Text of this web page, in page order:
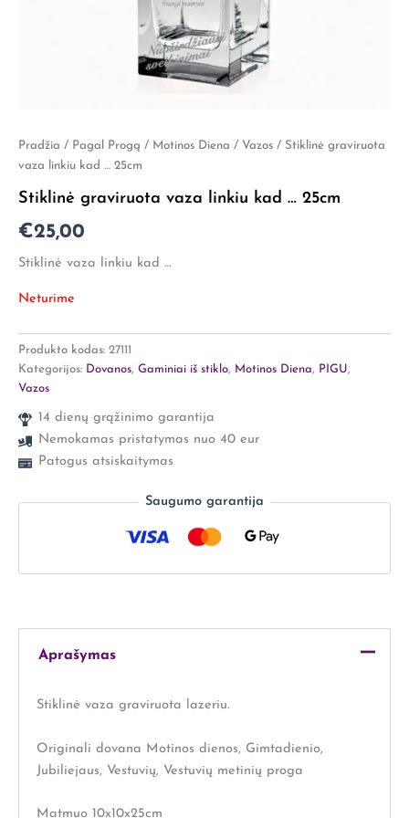
Pradžia / Pagal Progą / Motinos Diena / Vazos / Stiklinė graviruota
vaza linkiu kad … 25cm
Stiklinė graviruota vaza linkiu kad … 25cm
€25,00
Stiklinė vaza linkiu kad …
Neturime
Produkto kodas: 27111
Kategorijos: Dovanos, Gaminiai iš stiklo, Motinos Diena, PIGU,
Vazos
14 dienų grąžinimo garantija
Nemokamas pristatymas nuo 40 eur
Patogus atsiskaitymas
Saugumo garantija
Aprašymas
Stiklinė vaza graviruota lazeriu.
Originali dovana Motinos dienos, Gimtadienio,
Jubiliejaus, Vestuvių, Vestuvių metinių proga
Matmuo 10x10x25cm